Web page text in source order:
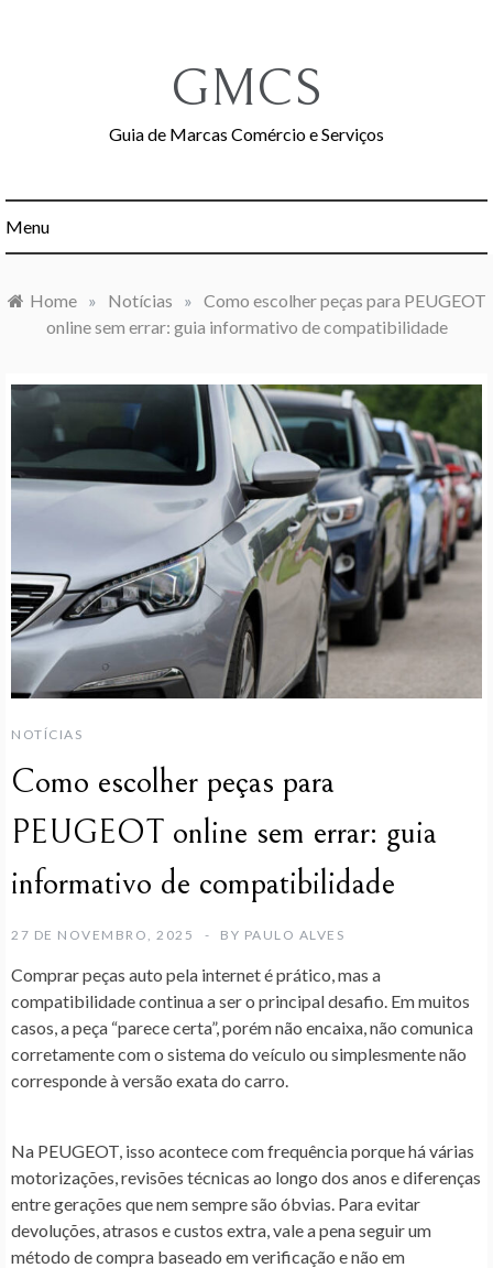
GMCS
Guia de Marcas Comércio e Serviços
Menu
Home » Notícias » Como escolher peças para PEUGEOT
online sem errar: guia informativo de compatibilidade
NOTÍCIAS
Como escolher peças para
PEUGEOT online sem errar: guia
informativo de compatibilidade
27 DE NOVEMBRO, 2025 BY PAULO ALVES
Comprar peças auto pela internet é prático, mas a
compatibilidade continua a ser o principal desafio. Em muitos
casos, a peça “parece certa”, porém não encaixa, não comunica
corretamente com o sistema do veículo ou simplesmente não
corresponde à versão exata do carro.
Na PEUGEOT, isso acontece com frequência porque há várias
motorizações, revisões técnicas ao longo dos anos e diferenças
entre gerações que nem sempre são óbvias. Para evitar
devoluções, atrasos e custos extra, vale a pena seguir um
método de compra baseado em verificação e não em